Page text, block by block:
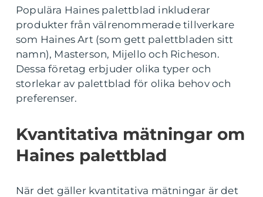
Populära Haines palettblad inkluderar
produkter från välrenommerade tillverkare
som Haines Art (som gett palettbladen sitt
namn), Masterson, Mijello och Richeson.
Dessa företag erbjuder olika typer och
storlekar av palettblad för olika behov och
preferenser.
Kvantitativa mätningar om
Haines palettblad
När det gäller kvantitativa mätningar är det